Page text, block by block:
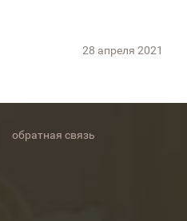
28 апреля 2021
обратная связь